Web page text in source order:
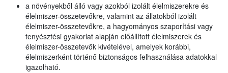
a növényekből álló vagy azokból izolált élelmiszerekre és
élelmiszer-összetevőkre, valamint az állatokból izolált
élelmiszer-összetevőkre, a hagyományos szaporítási vagy
tenyésztési gyakorlat alapján előállított élelmiszerek és
élelmiszer-összetevők kivételével, amelyek korábbi,
élelmiszerként történő biztonságos felhasználása adatokkal
igazolható.